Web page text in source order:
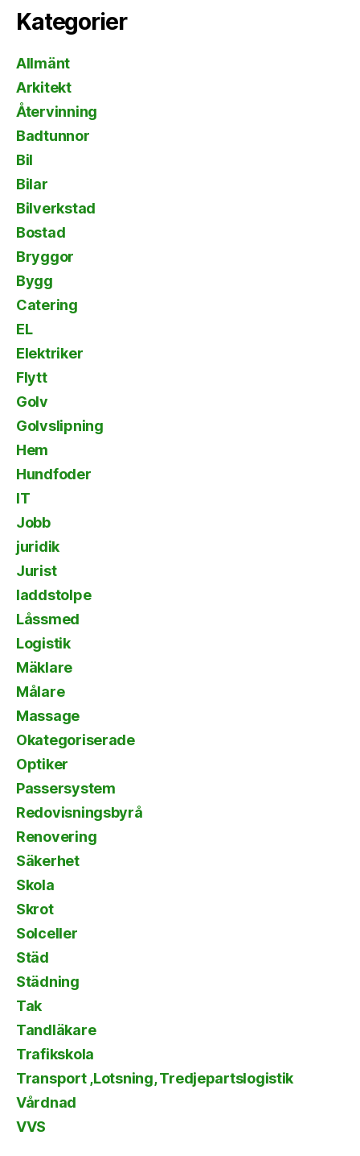
Kategorier
Allmänt
Arkitekt
Återvinning
Badtunnor
Bil
Bilar
Bilverkstad
Bostad
Bryggor
Bygg
Catering
EL
Elektriker
Flytt
Golv
Golvslipning
Hem
Hundfoder
IT
Jobb
juridik
Jurist
laddstolpe
Låssmed
Logistik
Mäklare
Målare
Massage
Okategoriserade
Optiker
Passersystem
Redovisningsbyrå
Renovering
Säkerhet
Skola
Skrot
Solceller
Städ
Städning
Tak
Tandläkare
Trafikskola
Transport ,Lotsning, Tredjepartslogistik
Vårdnad
VVS